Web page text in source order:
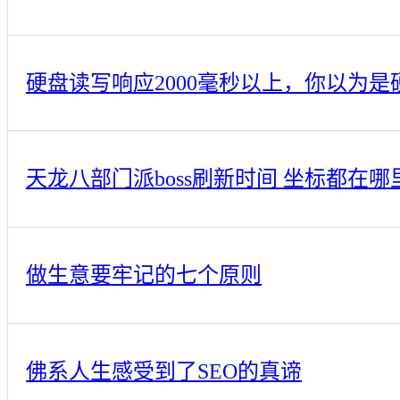
硬盘读写响应2000毫秒以上，你以为是
天龙八部门派boss刷新时间 坐标都在哪
做生意要牢记的七个原则
佛系人生感受到了SEO的真谛